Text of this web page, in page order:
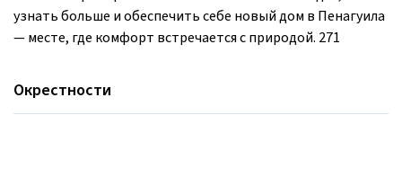
узнать больше и обеспечить себе новый дом в Пенагуила
— месте, где комфорт встречается с природой. 271
Окрестности